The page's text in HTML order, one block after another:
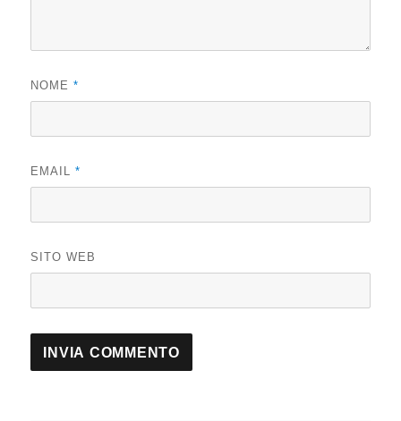
NOME*
EMAIL*
SITO WEB